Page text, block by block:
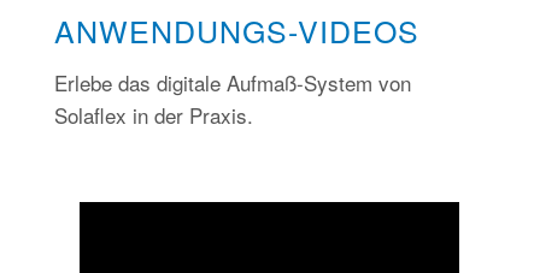
ANWENDUNGS-VIDEOS
Erlebe das digitale Aufmaß-System von
Solaflex in der Praxis.